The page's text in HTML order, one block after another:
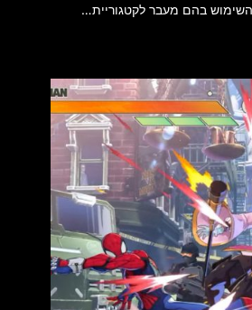
בהם מעבר לקטגוריית…